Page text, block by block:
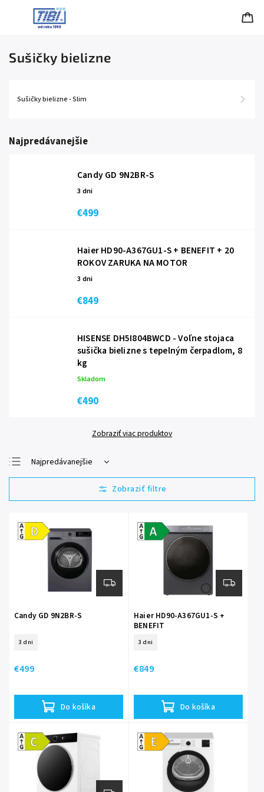
Sušičky bielizne
Sušičky bielizne - Slim
Najpredávanejšie
Candy GD 9N2BR-S
3 dni
€499
Haier HD90-A367GU1-S + BENEFIT + 20
ROKOV ZARUKA NA MOTOR
3 dni
€849
HISENSE DH5I804BWCD - Voľne stojaca
sušička bielizne s tepelným čerpadlom, 8
kg
Skladom
€490
Zobraziť viac produktov
Najpredávanejšie
Najlacnejšie
Najdrahšie
Abecedne
Energetická
trieda D
Candy GD 9N2BR-S
3 dni
€499
Do košíka
Energetická
trieda A
Haier HD90-A367GU1-S +
BENEFIT
MOTOR
3 dni
€849
Do košíka
Energetická
trieda C
Energetická
trieda E